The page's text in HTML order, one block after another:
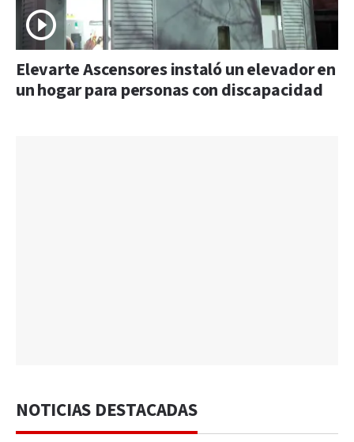
Elevarte Ascensores instaló un elevador en
un hogar para personas con discapacidad
NOTICIAS DESTACADAS